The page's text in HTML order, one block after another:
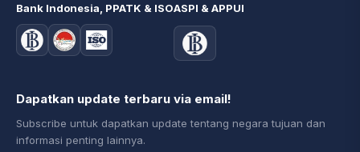
Bank Indonesia, PPATK & ISOASPI & APPUI
Dapatkan update terbaru via email!
Subscribe untuk dapatkan update tentang negara tujuan dan
informasi penting lainnya.